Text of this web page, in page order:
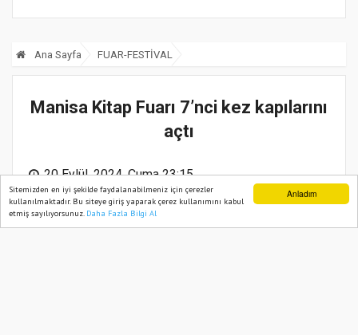
Anladım
Sitemizden en iyi şekilde faydalanabilmeniz için çerezler
kullanılmaktadır. Bu siteye giriş yaparak çerez kullanımını kabul
etmiş sayılıyorsunuz. Daha Fazla Bilgi Al
Ana Sayfa FUAR-FESTİVAL
Manisa Kitap Fuarı 7’nci kez kapılarını
açtı
20 Eylül, 2024, Cuma 23:15
Ana Sayfa Web TV